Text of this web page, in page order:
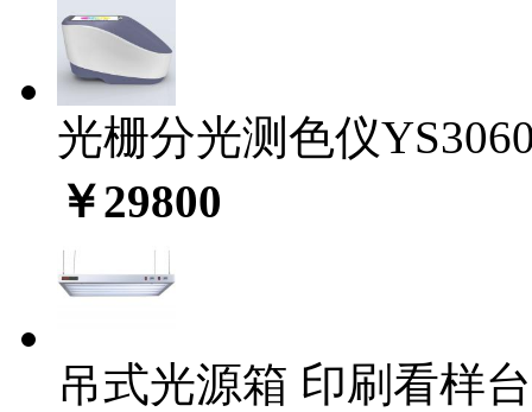
光栅分光测色仪
￥29800
吊式光源箱 印刷看样